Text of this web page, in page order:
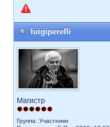
luigiperelli
Магистр
Группа: Участники